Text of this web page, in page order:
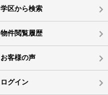
学区から検索
物件閲覧履歴
お客様の声
ログイン